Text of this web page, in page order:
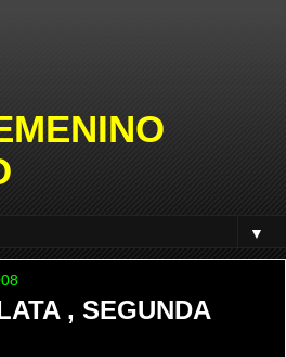
▼
, SEGUNDA